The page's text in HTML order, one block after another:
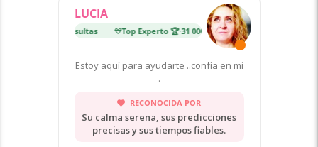
LUCIA
31 000 consultas Top Experto 🏆·31 000 consultas
Estoy aquí para ayudarte ..confía en mi
.
RECONOCIDA POR
Su calma serena, sus predicciones
precisas y sus tiempos fiables.